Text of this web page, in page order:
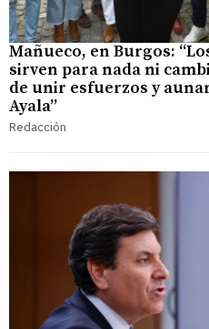
Mañueco, en Burgos:
sirven para nada ni
de unir esfuerzos y
Ayala”
Redacción